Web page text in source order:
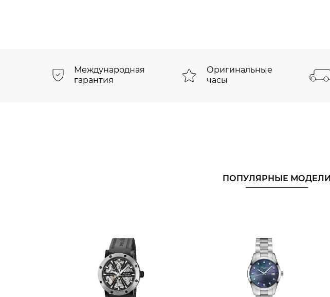
Международная
гарантия
Оригинальные
часы
ПОПУЛЯРНЫЕ МОДЕЛИ